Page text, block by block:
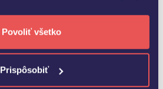
Povoliť všetko
Prispôsobiť